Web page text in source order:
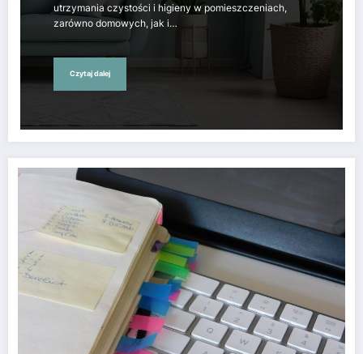
utrzymania czystości i higieny w pomieszczeniach,
zarówno domowych, jak i…
Czytaj dalej